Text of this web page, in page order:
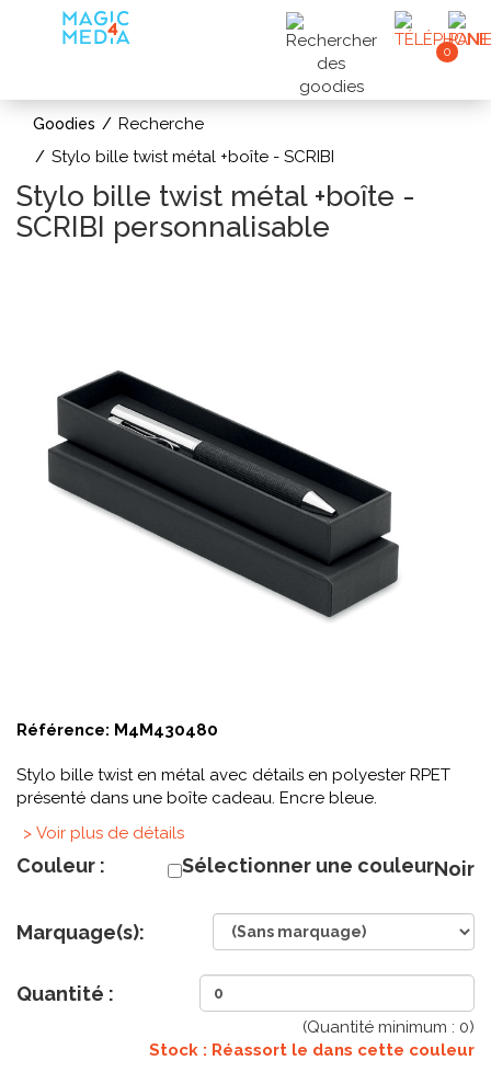
0
Goodies
Recherche
Stylo bille twist métal +boîte - SCRIBI
Stylo bille twist métal +boîte -
SCRIBI personnalisable
Référence: M4M430480
Stylo bille twist en métal avec détails en polyester RPET
présenté dans une boîte cadeau. Encre bleue.
> Voir plus de détails
Couleur : Sélectionner une couleurNoir
Marquage(s):
Quantité :
(Quantité minimum : 0)
Stock : Réassort le dans cette couleur